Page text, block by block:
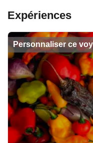
Expériences
Personnaliser ce